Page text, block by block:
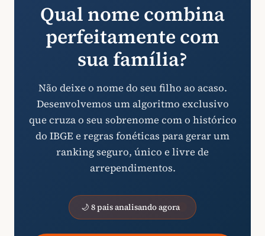
Qual nome combina
perfeitamente com
sua família?
Não deixe o nome do seu filho ao acaso.
Desenvolvemos um algoritmo exclusivo
que cruza o seu sobrenome com o histórico
do IBGE e regras fonéticas para gerar um
ranking seguro, único e livre de
arrependimentos.
🌙 8 pais analisando agora